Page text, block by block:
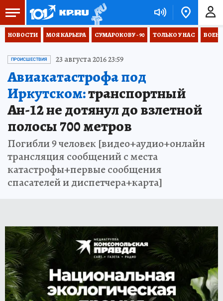
НОВОСТИ МОЯ КАРЬЕРА СУМАРОКОВУ - 90 ТОЛЬКО У НАС
ПРОИСШЕСТВИЯ 23 августа 2016 23:59
Авиакатастрофа под
Иркутском:транспортный
Ан-12 не дотянул до взлетной
полосы 700 метров
Погибли 9 человек [видео+аудио+онлайн
трансляция сообщений с места
катастрофы+первые сообщения
спасателей и диспетчера+карта]